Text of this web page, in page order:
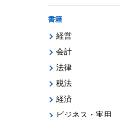
書籍
経営
会計
法律
税法
経済
ビジネス・実用